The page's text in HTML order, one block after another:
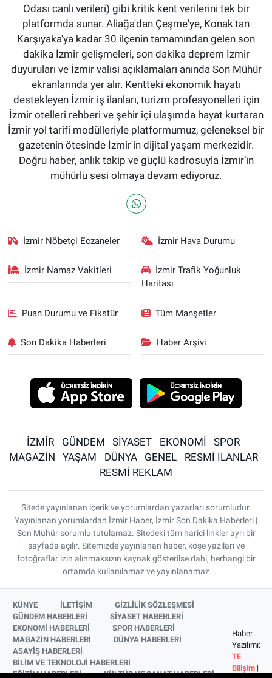
Odası canlı verileri) gibi kritik kent verilerini tek bir
platformda sunar. Aliağa'dan Çeşme'ye, Konak'tan
Karşıyaka'ya kadar 30 ilçenin tamamından gelen son
dakika İzmir gelişmeleri, son dakika deprem İzmir
duyuruları ve İzmir valisi açıklamaları anında Son Mühür
ekranlarında yer alır. Kentteki ekonomik hayatı
destekleyen İzmir iş ilanları, turizm profesyonelleri için
İzmir otelleri rehberi ve şehir içi ulaşımda hayat kurtaran
İzmir yol tarifi modülleriyle platformumuz, geleneksel bir
gazetenin ötesinde İzmir'in dijital yaşam merkezidir.
Doğru haber, anlık takip ve güçlü kadrosuyla İzmir’in
mühürlü sesi olmaya devam ediyoruz.
İzmir Nöbetçi Eczaneler İzmir Hava Durumu
İzmir Namaz Vakitleri
İzmir Trafik Yoğunluk
Haritası
Puan Durumu ve Fikstür Tüm Manşetler
Son Dakika Haberleri Haber Arşivi
İZMİR GÜNDEM SİYASET EKONOMİ
SPOR
MAGAZİN
YAŞAM DÜNYA GENEL
RESMİ İLANLAR
RESMİ REKLAM
Sitede yayınlanan içerik ve yorumlardan yazarları sorumludur.
Yayınlanan yorumlardan İzmir Haber, İzmir Son Dakika Haberleri |
Son Mühür sorumlu tutulamaz. Sitedeki tüm harici linkler ayrı bir
sayfada açılır. Sitemizde yayınlanan haber, köşe yazıları ve
fotoğraflar izin alınmaksızın kaynak gösterilse dahi, herhangi bir
ortamda kullanılamaz ve yayınlanamaz
KÜNYE İLETİŞİM
GİZLİLİK SÖZLEŞMESİ
GÜNDEM HABERLERİ
SİYASET HABERLERİ
EKONOMİ HABERLERİ
SPOR HABERLERİ
MAGAZİN HABERLERİ
DÜNYA HABERLERİ
ASAYİŞ HABERLERİ
BİLİM VE TEKNOLOJİ HABERLERİ
EĞİTİM HABERLERİ
KÜLTÜR VE SANAT HABERLERİ
Haber
Yazılımı:
TE
Bilişim |